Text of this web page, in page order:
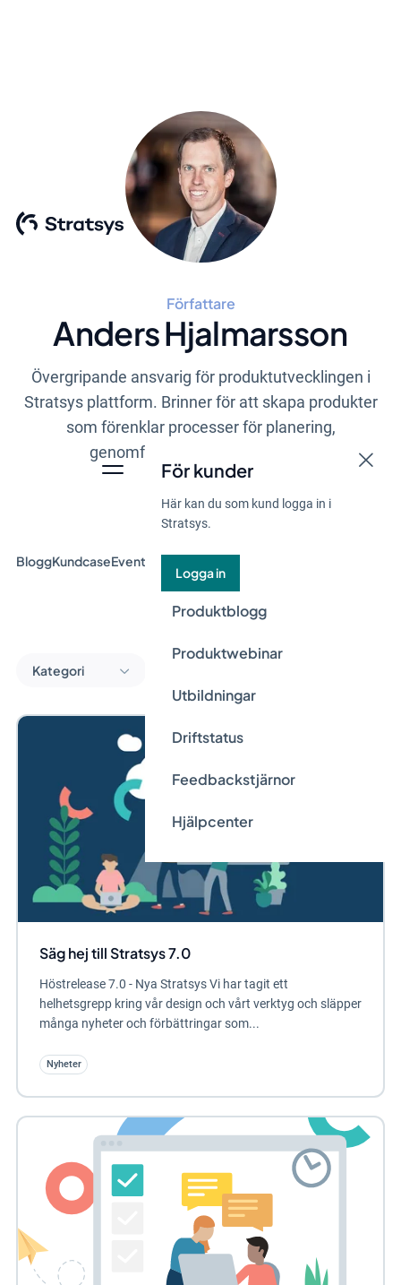
För kunder
Här kan du som kund logga in i
Stratsys.
Logga in
Produktblogg
Produktwebinar
Utbildningar
Driftstatus
Feedbackstjärnor
Hjälpcenter
Författare
Anders Hjalmarsson
Övergripande ansvarig för produktutvecklingen i
Stratsys plattform. Brinner för att skapa produkter
som förenklar processer för planering,
genomförande och uppföljning.
BloggKundcaseEvent & Webinar
Kategori
Säg hej till Stratsys 7.0
Höstrelease 7.0 - Nya Stratsys Vi har tagit ett
helhetsgrepp kring vår design och vårt verktyg och släpper
många nyheter och förbättringar som...
Nyheter